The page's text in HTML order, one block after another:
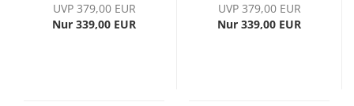
UVP 379,00 EUR
Nur 339,00 EUR
UVP 379,00 EUR
Nur 339,00 EUR